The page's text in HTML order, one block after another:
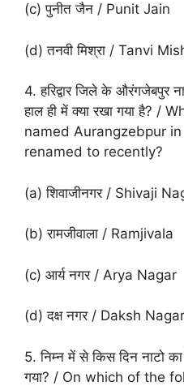
(c) पुनीत जैन / Punit Jain
(d) तनवी मिश्रा / Tanvi
4. हरिद्वार जिले के औरंगजेबपुर
हाल ही में क्या रखा गया है? /
named Aurangzebpur
renamed to recently?
(a) शिवाजीनगर / Shivaji
(b) रामजीवाला / Ramjivala
(c) आर्य नगर / Arya Nagar
(d) दक्ष नगर / Daksh Nagar
5. निम्न में से किस दिन नाटो
गया? / On which of the